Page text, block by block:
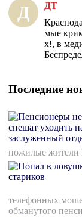
Д ДТ
мые
х!, в
Последние
пожилые жители
телефонных
обманутого